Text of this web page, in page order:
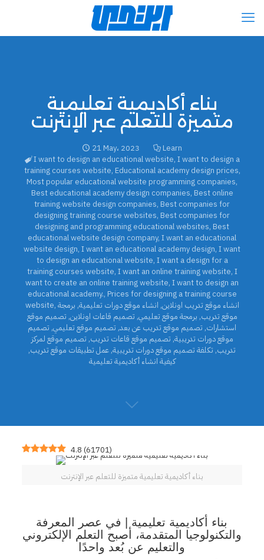
بناء أكاديمية تعليمية
متميزة للتعلم عبر الإنترنت
21 May، 2023
Learn
I want to design an educational website, I want to design a
training courses website, Educational academy design prices,
Most popular educational website programming companies,
Best educational academy design companies, Best online
training website design companies, Best companies for
designing training course websites, Best companies for
designing and programming educational websites, Best
educational website design company, I want an educational
website design, I want an educational academy design, I want
to design an educational website, I want a design for a
training courses website, I want an online training website, I
want to create an online training website, I want to design an
educational academy., Prices for designing a training course
website, انشاء موقع تدريب اونلاين, انشاء موقع دورات تعليمية, برمجة
موقع تدريب, برمجة موقع تعليمي, تصميم قاعات اونلاين, تصميم موقع
استشارات, تصميم موقع تدريب عن بعد, تصميم موقع تعليمي, تصميم
موقع دورات تدريبية, تصميم موقع قاعات تدريب, تصميم موقع لمركز
تدريب, تكلفة تصميم موقع دورات تدريبية, عمل تطبيقات موقع تدريب,
كيفية انشاء أكاديمية تعليمية
4.8 (61701)
بناء أكاديمية تعليمية متميزة للتعلم عبر الإنترنت
بناء أكاديمية تعليمية | في عصر المعرفة
والتكنولوجيا المتقدمة، أصبح التعلم الإلكتروني
والتعليم عن بُعد واحدًا